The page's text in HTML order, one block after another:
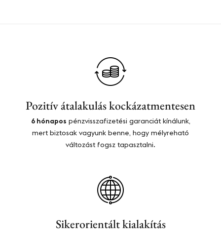
Pozitív átalakulás kockázatmentesen​​
6 hónapos pénzvisszafizetési garanciát kínálunk,
mert biztosak vagyunk benne, hogy mélyreható
változást fogsz tapasztalni.
Sikerorientált kialakítás​